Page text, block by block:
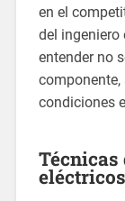
en el
del ingeniero
entender no
condiciones
Técnicas
eléctricos